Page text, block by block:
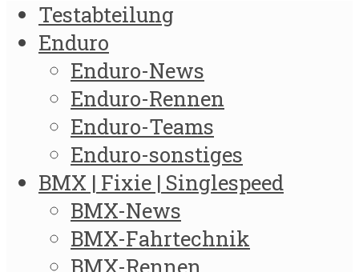
Testabteilung
Enduro
Enduro-News
Enduro-Rennen
Enduro-Teams
Enduro-sonstiges
BMX | Fixie | Singlespeed
BMX-News
BMX-Fahrtechnik